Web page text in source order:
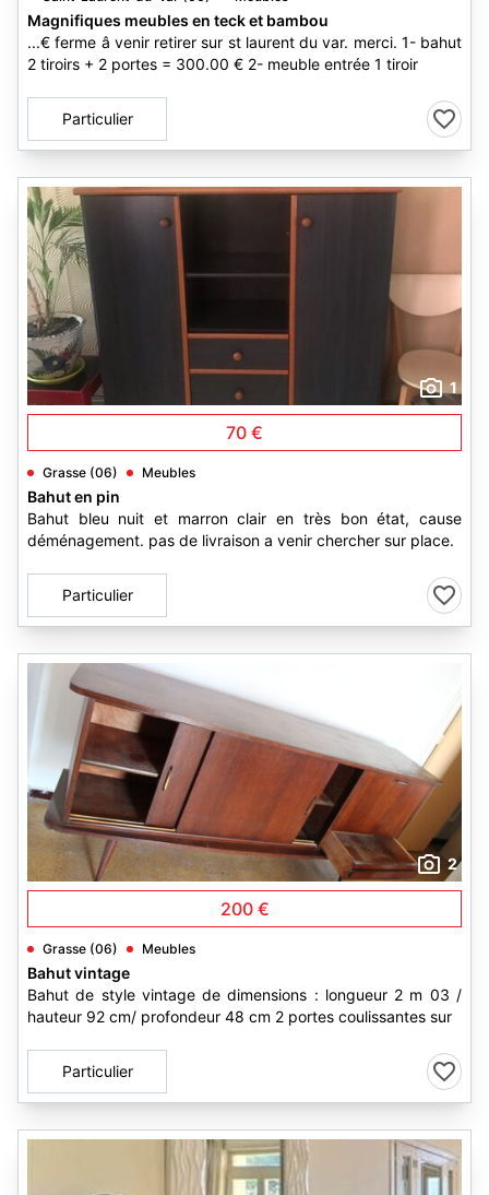
Magnifiques meubles en teck et bambou
...€ ferme â venir retirer sur st laurent du var. merci. 1- bahut
2 tiroirs + 2 portes = 300.00 € 2- meuble entrée 1 tiroir
Particulier
1
70 €
Grasse (06) Meubles
Bahut en pin
Bahut bleu nuit et marron clair en très bon état, cause
déménagement. pas de livraison a venir chercher sur place.
Particulier
2
200 €
Grasse (06) Meubles
Bahut vintage
Bahut de style vintage de dimensions : longueur 2 m 03 /
hauteur 92 cm/ profondeur 48 cm 2 portes coulissantes sur
Particulier